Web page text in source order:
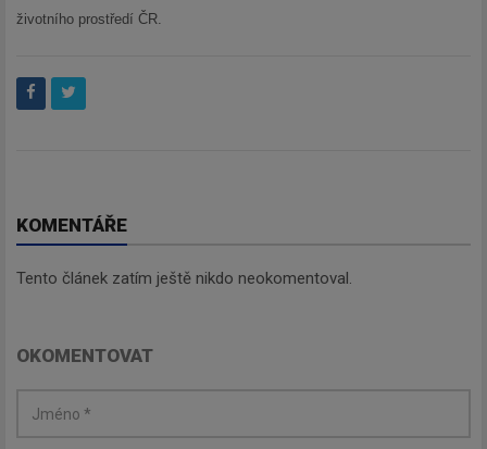
životního prostředí ČR.
KOMENTÁŘE
Tento článek zatím ještě nikdo neokomentoval.
OKOMENTOVAT